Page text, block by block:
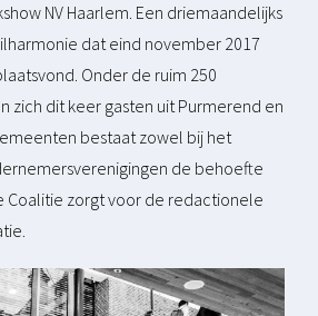
NV Haarlem. Een driemaandelijks
dat eind november 2017
Onder de ruim 250
zich dit keer gasten uit Purmerend en
bestaat zowel bij het
de behoefte
Coalitie zorgt voor de redactionele